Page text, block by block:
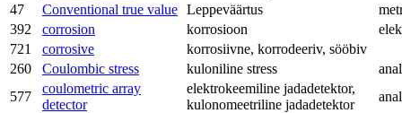
47
Conventional true value Leppeväärtus
392
corrosion korrosioon
721
corrosive
korrosiivne, korrodeeriv, sööbiv
260
Coulombic stress kuloniline stress
577
coulometric array
detector
elektrokeemiline jadadetektor,
kulonomeetriline jadadetektor